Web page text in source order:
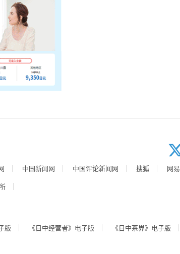
中国新闻网 中国评论新闻网 搜狐
网易
版 《日中经营者》电子版 《日中茶界》电子版